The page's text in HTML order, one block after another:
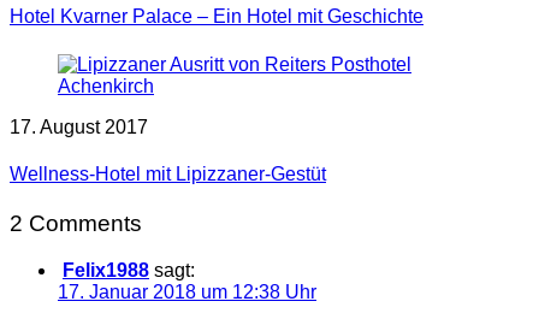
Hotel Kvarner Palace – Ein Hotel mit Geschichte
17. August 2017
Wellness-Hotel mit Lipizzaner-Gestüt
2 Comments
Felix1988 sagt:
17. Januar 2018 um 12:38 Uhr